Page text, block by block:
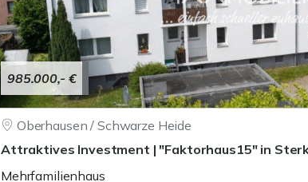
985.000,- €
Oberhausen / Schwarze Heide
Attraktives Investment | "Faktorhaus15" in
Mehrfamilienhaus